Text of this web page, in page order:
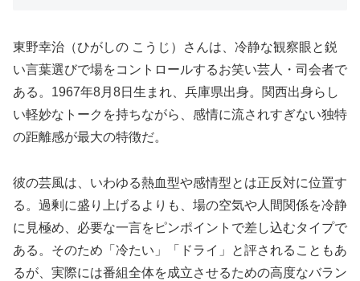
東野幸治（ひがしの こうじ）さんは、冷静な観察眼と鋭
い言葉選びで場をコントロールするお笑い芸人・司会者で
ある。1967年8月8日生まれ、兵庫県出身。関西出身らし
い軽妙なトークを持ちながら、感情に流されすぎない独特
の距離感が最大の特徴だ。
彼の芸風は、いわゆる熱血型や感情型とは正反対に位置す
る。過剰に盛り上げるよりも、場の空気や人間関係を冷静
に見極め、必要な一言をピンポイントで差し込むタイプで
ある。そのため「冷たい」「ドライ」と評されることもあ
るが、実際には番組全体を成立させるための高度なバラン